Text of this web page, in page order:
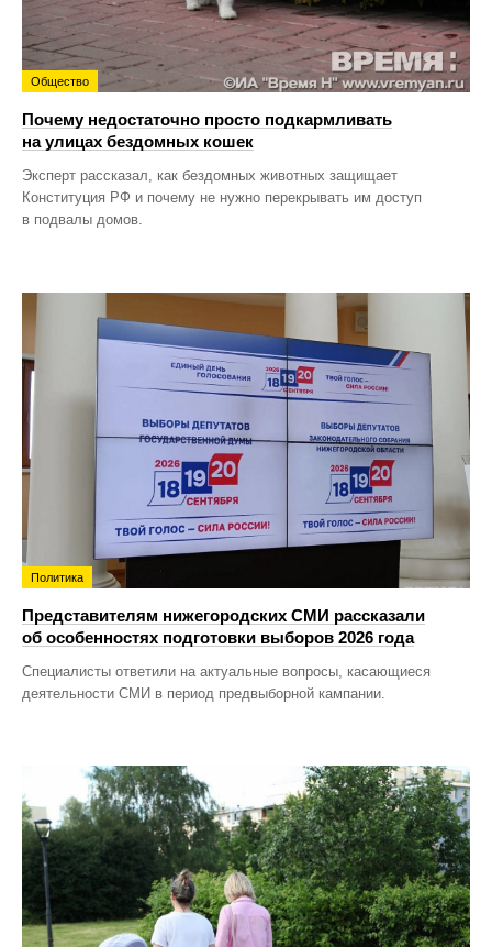
Общество
Почему недостаточно просто подкармливать
на улицах бездомных кошек
Эксперт рассказал, как бездомных животных защищает
Конституция РФ и почему не нужно перекрывать им доступ
в подвалы домов.
Политика
Представителям нижегородских СМИ рассказали
об особенностях подготовки выборов 2026 года
Специалисты ответили на актуальные вопросы, касающиеся
деятельности СМИ в период предвыборной кампании.